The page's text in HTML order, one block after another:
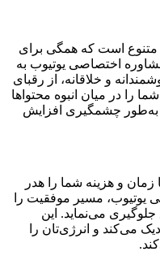
متنوع است که همگی برای
اختصاصی یوتیوب به
و خلاقانه، از رقبای
را در میان انبوه محتواها
چشمگیری افزایش
زمان و هزینه شما را هدر
یوتیوب، مسیر موفقیت را
جلوگیری می‌نماید. این
می‌کند و انرژی‌تان را